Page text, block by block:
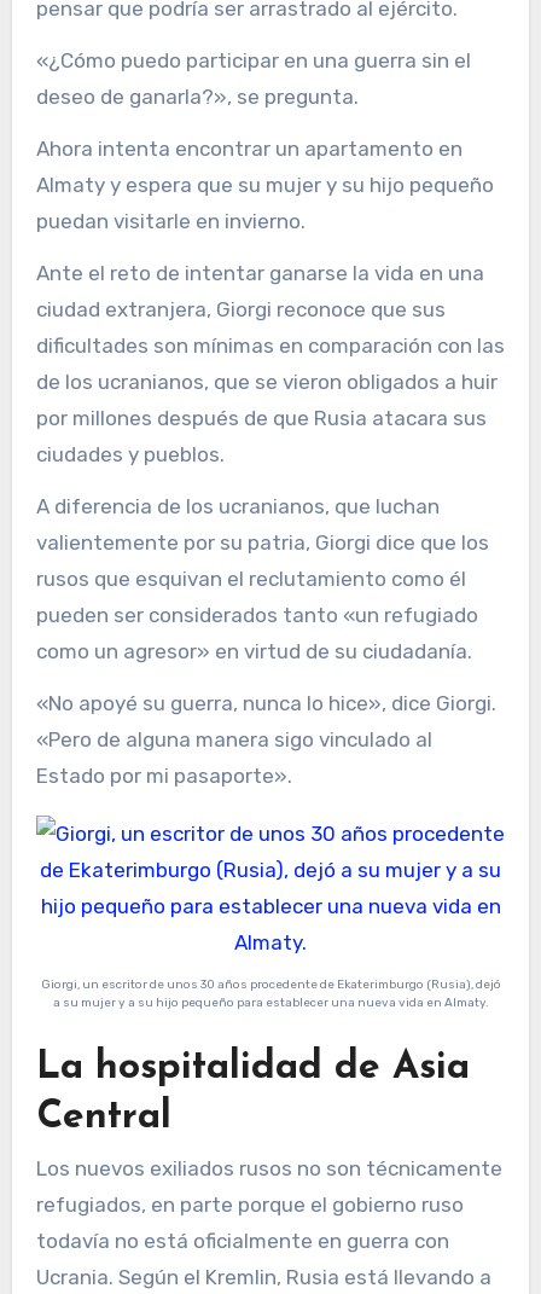
pensar que podría ser arrastrado al ejército.
«¿Cómo puedo participar en una guerra sin el
deseo de ganarla?», se pregunta.
Ahora intenta encontrar un apartamento en
Almaty y espera que su mujer y su hijo pequeño
puedan visitarle en invierno.
Ante el reto de intentar ganarse la vida en una
ciudad extranjera, Giorgi reconoce que sus
dificultades son mínimas en comparación con las
de los ucranianos, que se vieron obligados a huir
por millones después de que Rusia atacara sus
ciudades y pueblos.
A diferencia de los ucranianos, que luchan
valientemente por su patria, Giorgi dice que los
rusos que esquivan el reclutamiento como él
pueden ser considerados tanto «un refugiado
como un agresor» en virtud de su ciudadanía.
«No apoyé su guerra, nunca lo hice», dice Giorgi.
«Pero de alguna manera sigo vinculado al
Estado por mi pasaporte».
Giorgi, un escritor de unos 30 años procedente de Ekaterimburgo (Rusia), dejó
a su mujer y a su hijo pequeño para establecer una nueva vida en Almaty.
La hospitalidad de Asia
Central
Los nuevos exiliados rusos no son técnicamente
refugiados, en parte porque el gobierno ruso
todavía no está oficialmente en guerra con
Ucrania. Según el Kremlin, Rusia está llevando a